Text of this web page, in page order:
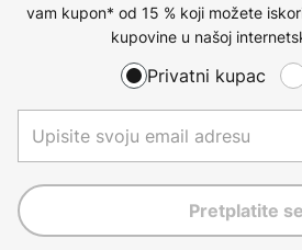
vam kupon* od 15 % koji možete
kupovine u našoj
Privatni kupac
Pretplatite se